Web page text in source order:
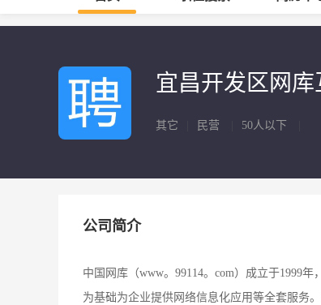
宜昌开发区网
其它 民营 50人以下
公司简介
中国网库（www。99114。com）成立于1999
为基础为企业提供网络信息化应用等全套服务